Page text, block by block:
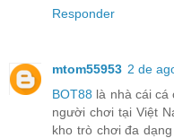
Responder
mtom55953 2 de
BOT88 là nhà cái
người chơi tại Việt
kho trò chơi đa